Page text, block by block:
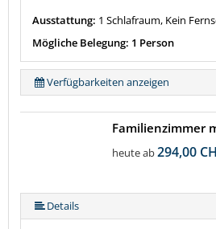
Ausstattung: 1 Schlafraum, Kein
Mögliche Belegung: 1 Person
Verfügbarkeiten anzeigen
Familienzimmer
heute ab294,00
Details